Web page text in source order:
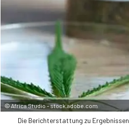
©Africa Studio – stock.adobe.com
Die Berichterstattung zu